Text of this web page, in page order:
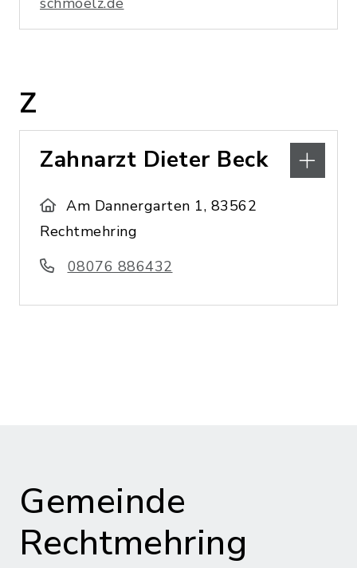
Z
Zahnarzt Dieter Beck
Am Dannergarten 1, 83562
Rechtmehring
08076 886432
Gemeinde
Rechtmehring